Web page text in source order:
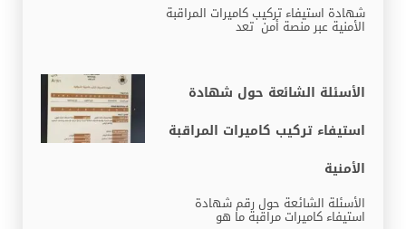
شهادة استيفاء تركيب كاميرات المراقبة
الأمنية عبر منصة أمن تعد
الأسئلة الشائعة حول شهادة
استيفاء تركيب كاميرات المراقبة
الأمنية
الأسئلة الشائعة حول رقم شهادة
استيفاء كاميرات مراقبة ما هو